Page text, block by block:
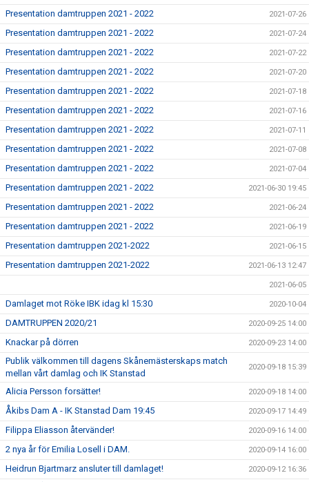
Presentation damtruppen 2021 - 2022 2021-07-26
Presentation damtruppen 2021 - 2022 2021-07-24
Presentation damtruppen 2021 - 2022 2021-07-22
Presentation damtruppen 2021 - 2022 2021-07-20
Presentation damtruppen 2021 - 2022 2021-07-18
Presentation damtruppen 2021 - 2022 2021-07-16
Presentation damtruppen 2021 - 2022 2021-07-11
Presentation damtruppen 2021 - 2022 2021-07-08
Presentation damtruppen 2021 - 2022 2021-07-04
Presentation damtruppen 2021 - 2022 2021-06-30 19:45
Presentation damtruppen 2021 - 2022 2021-06-24
Presentation damtruppen 2021 - 2022 2021-06-19
Presentation damtruppen 2021-2022 2021-06-15
Presentation damtruppen 2021-2022 2021-06-13 12:47
2021-06-05
Damlaget mot Röke IBK idag kl 15:30 2020-10-04
DAMTRUPPEN 2020/21 2020-09-25 14:00
Knackar på dörren 2020-09-23 14:00
Publik välkommen till dagens Skånemästerskaps match
mellan vårt damlag och IK Stanstad
2020-09-18 15:39
Alicia Persson forsätter! 2020-09-18 14:00
Åkibs Dam A - IK Stanstad Dam 19:45 2020-09-17 14:49
Filippa Eliasson återvänder! 2020-09-16 14:00
2 nya år för Emilia Losell i DAM. 2020-09-14 16:00
Heidrun Bjartmarz ansluter till damlaget! 2020-09-12 16:36